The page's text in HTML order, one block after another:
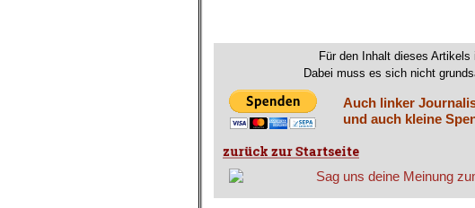
Für den Inhalt dieses
Dabei muss es sich nicht
Auch linker
und auch kleine